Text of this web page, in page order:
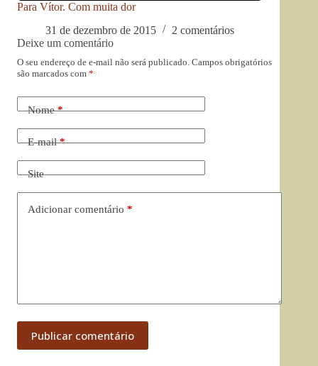
Para Vítor. Com muita dor
31 de dezembro de 2015
2 comentários
Deixe um comentário
O seu endereço de e-mail não será publicado. Campos obrigatórios
são marcados com *
Nome*
E-mail*
Site
Adicionar comentário *
Publicar comentário